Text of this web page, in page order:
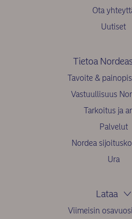
Ota
Uutiset
Tietoa
Tavoite &
Vastuullisuus
Tarkoitus ja
Palvelut
Nordea
Ura
Lataa
Viimeisin